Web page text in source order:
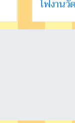
ไฟงานวั